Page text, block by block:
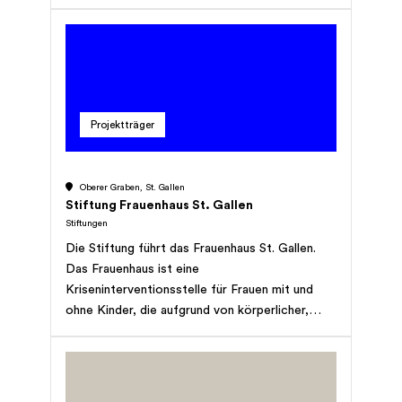
deren Kinder ideell und materiell beizutragen.
Projektträger
Oberer Graben, St. Gallen
Stiftung Frauenhaus St. Gallen
Stiftungen
Die Stiftung führt das Frauenhaus St. Gallen.
Das Frauenhaus ist eine
Kriseninterventionsstelle für Frauen mit und
ohne Kinder, die aufgrund von körperlicher,
sofortigen Schutz, Unterkunft, Beratung und